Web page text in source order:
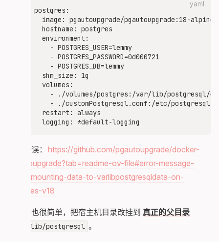
yaml
postgres:
  image: pgautoupgrade/pgautoupgrade:18-alpine
  hostname: postgres
  environment:
    - POSTGRES_USER=lemmy
    - POSTGRES_PASSWORD=0d000721
    - POSTGRES_DB=lemmy
  shm_size: 1g
  volumes:
- ./volumes/postgres:/var/lib/postgresql/
- ./customPostgresql.conf:/etc/
  restart: always
相关错误： https://github.com/pgautoupgrade/docker-
pgautoupgrade?tab=readme-ov-file#error-message-
when-mounting-data-to-varlibpostgresqldata-on-
postgres-v18
想解决也很简单，把宿主机目录改挂到 真正的父目录
/var/lib/postgresql 。